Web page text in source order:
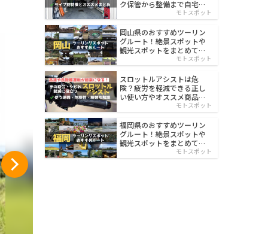
ク保管から整備まで自宅で
モトスポット
岡山県のおすすめツーリン
グルート！絶景スポットや
観光スポットをまとめて紹
モトスポット
スロットルアシストは危
険？疲労を軽減できる正し
い使い方やオススメ商品を
モトスポット
福岡県のおすすめツーリン
グルート！絶景スポットや
観光スポットをまとめて紹
モトスポット